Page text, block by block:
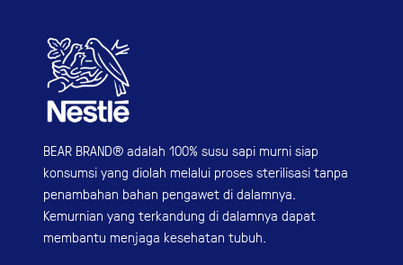
BEAR BRAND® adalah 100% susu sapi murni siap
konsumsi yang diolah melalui proses sterilisasi tanpa
penambahan bahan pengawet di dalamnya.
Kemurnian yang terkandung di dalamnya dapat
membantu menjaga kesehatan tubuh.